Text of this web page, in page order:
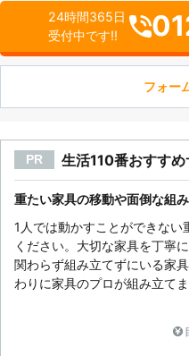
24時間365日
受付中です!!
フォー
PR 生活110番おすすめ
重たい家具の移動や面倒な組
1人では動かすことができな
ください。大切な家具を丁寧
関わらず組み立てずにいる家
わりに家具のプロが組み立てま